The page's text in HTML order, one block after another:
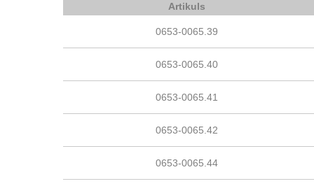
Artikuls
0653-0065.39
0653-0065.40
0653-0065.41
0653-0065.42
0653-0065.44